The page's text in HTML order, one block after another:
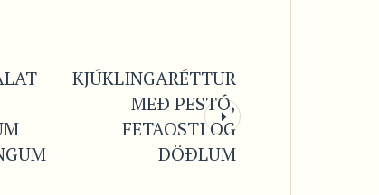
KJÚKLINGARÉTTUR
MEÐ PESTÓ,
FETAOSTI OG
DÖÐLUM